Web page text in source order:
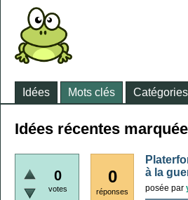
Idées Mots clés Catégories
Idées récentes
0
votes
0
réponses
à la
posée par